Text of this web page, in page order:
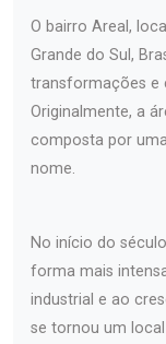
O bairro Areal,
Grande do Sul,
transformações e
Originalmente, a
composta por
nome.
No início do
forma mais
industrial e ao
se tornou um